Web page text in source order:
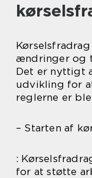
ændringer og
Det er nyttigt
udvikling for
reglerne er
– Starten af
:
for at støtte